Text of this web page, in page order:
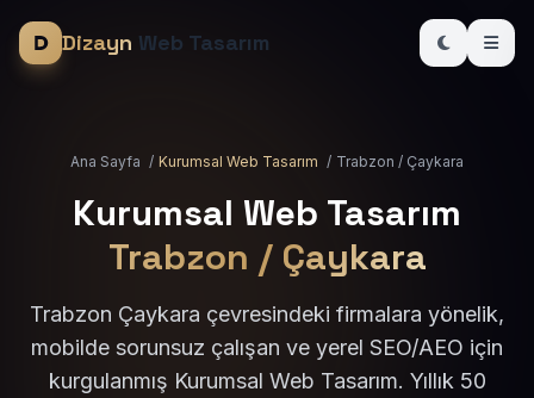
Dizayn Web Tasarım
Ana Sayfa / Kurumsal Web Tasarım / Trabzon / Çaykara
Kurumsal Web Tasarım
Trabzon / Çaykara
Trabzon Çaykara çevresindeki firmalara yönelik,
mobilde sorunsuz çalışan ve yerel SEO/AEO için
kurgulanmış Kurumsal Web Tasarım. Yıllık 50